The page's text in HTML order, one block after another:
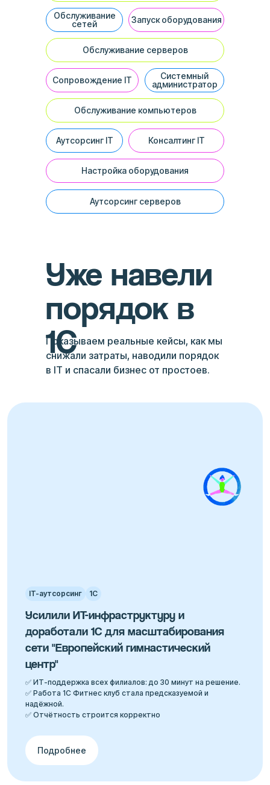
Системный
администратор
Обслуживание
сетей
Обслуживание серверов
Запуск оборудования
Настройка оборудования
Аутсорсинг серверов
Аутсорсинг IT
Обслуживание компьютеров
Консалтинг IT
Сопровождение IT
Уже навели
порядок в
1С
Показываем реальные кейсы, как мы
снижали затраты, наводили порядок
в IT и спасали бизнес от простоев.
IT-аутсорсинг 1С
Усилили ИТ-инфраструктуру и
доработали 1С для масштабирования
сети "Европейский гимнастический
центр"
✅ ИТ-поддержка всех филиалов: до 30 минут на решение.
✅ Работа 1С Фитнес клуб стала предсказуемой и
надёжной.
✅ Отчётность строится корректно
Подробнее